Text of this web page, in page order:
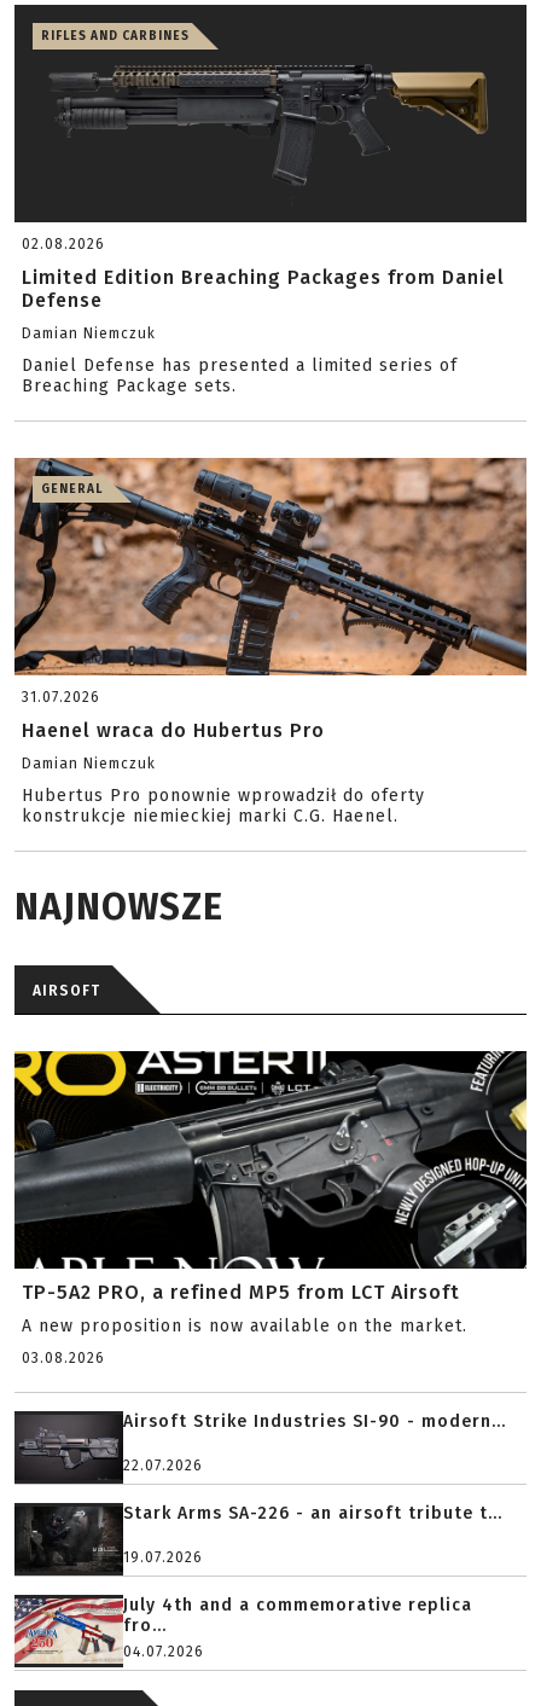
RIFLES AND CARBINES
02.08.2026
Limited Edition Breaching Packages from Daniel
Defense
Damian Niemczuk
Daniel Defense has presented a limited series of
Breaching Package sets.
GENERAL
31.07.2026
Haenel wraca do Hubertus Pro
Damian Niemczuk
Hubertus Pro ponownie wprowadził do oferty
konstrukcje niemieckiej marki C.G. Haenel.
NAJNOWSZE
AIRSOFT
TP-5A2 PRO, a refined MP5 from LCT Airsoft
A new proposition is now available on the market.
03.08.2026
Airsoft Strike Industries SI-90 - modern...
22.07.2026
Stark Arms SA-226 - an airsoft tribute t...
19.07.2026
July 4th and a commemorative replica
fro...
04.07.2026